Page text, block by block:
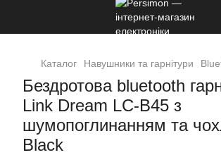
Каталог Навушники та гарнітури
Бездротова bluetooth
Link Dream LC-B45 з
шумопоглинанням та
Black